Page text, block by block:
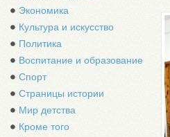
Экономика
Культура и искусство
Политика
Воспитание и образование
Спорт
Страницы истории
Мир детства
Кроме того